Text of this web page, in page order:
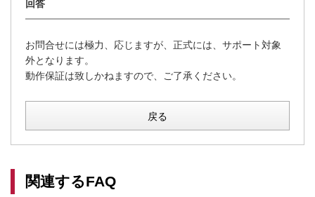
お問合せには極力、応じますが、正式には、サポート対象
外となります。
動作保証は致しかねますので、ご了承ください。
戻る
関連するFAQ